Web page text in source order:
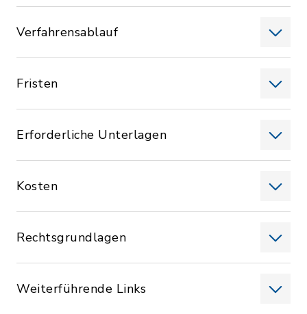
Verfahrensablauf
Fristen
Erforderliche Unterlagen
Kosten
Rechtsgrundlagen
Weiterführende Links